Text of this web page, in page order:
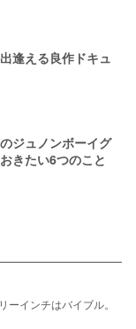
逢える良作ドキュ
ジュノンボーイグ
きたい6つのこと
インチはバイブル。